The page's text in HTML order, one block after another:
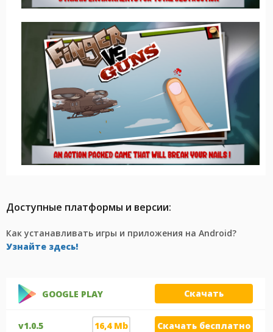
Доступные платформы и версии:
Как устанавливать игры и приложения на Android?
Узнайте здесь!
GOOGLE PLAY Скачать
v1.0.5 16,4 Mb Скачать бесплатно